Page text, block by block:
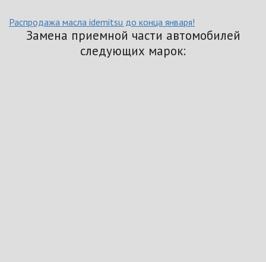
Распродажа масла idemitsu до конца января!
Замена приемной части автомобилей
следующих марок: